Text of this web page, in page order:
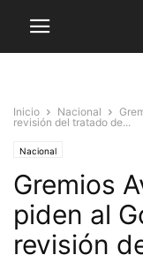
Inicio Nacional
revisión del tratado de...
Nacional
Gremios
piden al
revisión